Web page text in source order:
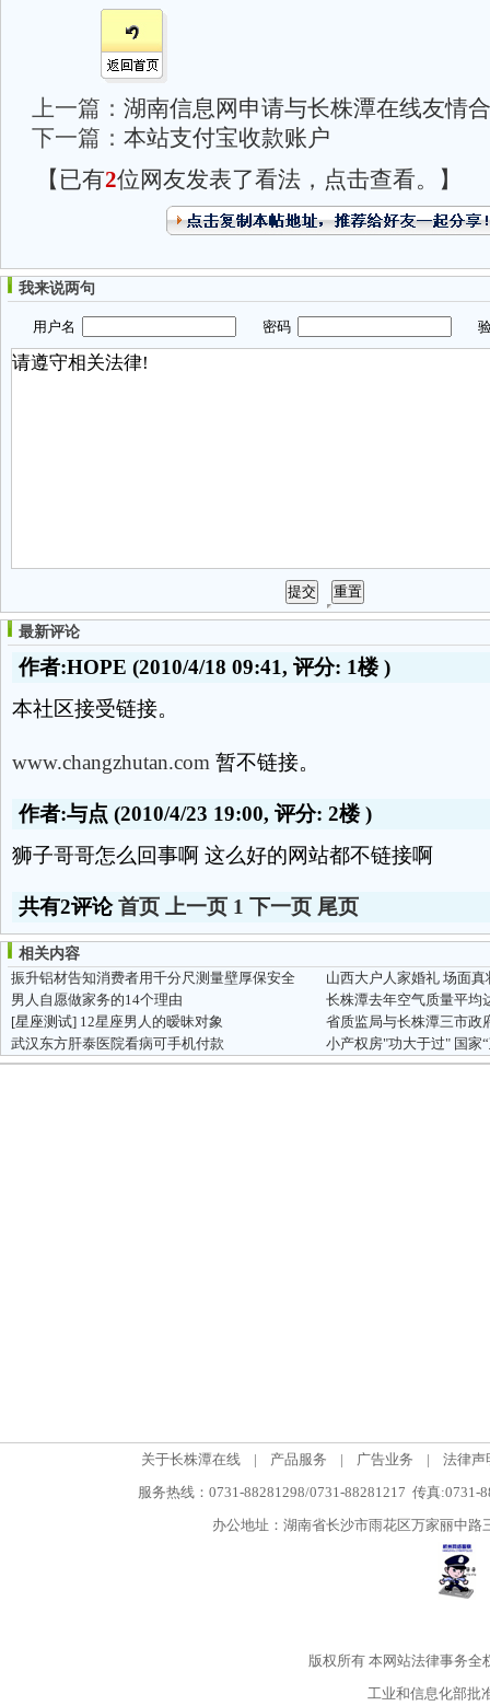
上一篇： 湖南信息网申请与长株潭在线友情
下一篇： 本站支付宝收款账户
【已有2位网友发表了看法，点击查看。】
我来说两句
用户名 密码 验
最新评论
作者:HOPE (2010/4/18 09:41, 评分: 1楼)
本社区接受链接。
www.changzhutan.com 暂不链接。
作者:与点 (2010/4/23 19:00, 评分: 2楼)
狮子哥哥怎么回事啊 这么好的网站都不链接啊
共有2评论首页 上一页 1 下一页 尾页
相关内容
振升铝材告知消费者用千分尺测量壁厚保安全
山西大户人家婚礼 场面真
男人自愿做家务的14个理由
[星座测试] 12星座男人的暧昧对象
省质监局与长株潭三市政
武汉东方肝泰医院看病可手机付款
小产权房"功大于过" 国家
关于长株潭在线 | 产品服务 | 广告业务 |
法律声
服务热线：0731-88281298/0731-88281217 传真:0731-
办公地址：湖南省长沙市雨花区万家丽中
版权所有本网站法律事务全
工业和信息化部批